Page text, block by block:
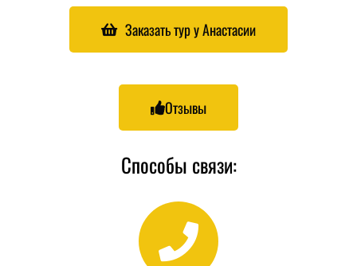
Заказать тур у Анастасии
Отзывы
Способы связи: